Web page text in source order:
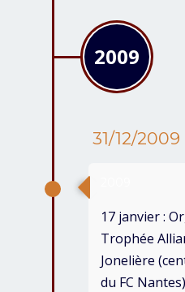
2009
31/12/2009
17 janvier :
Trophée
Jonelière
du FC